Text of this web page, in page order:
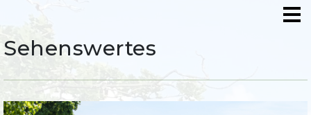
Sehenswertes